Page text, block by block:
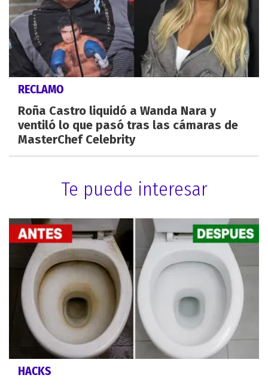
RECLAMO
Roña Castro liquidó a Wanda Nara y
ventiló lo que pasó tras las cámaras de
MasterChef Celebrity
Te puede interesar
HACKS